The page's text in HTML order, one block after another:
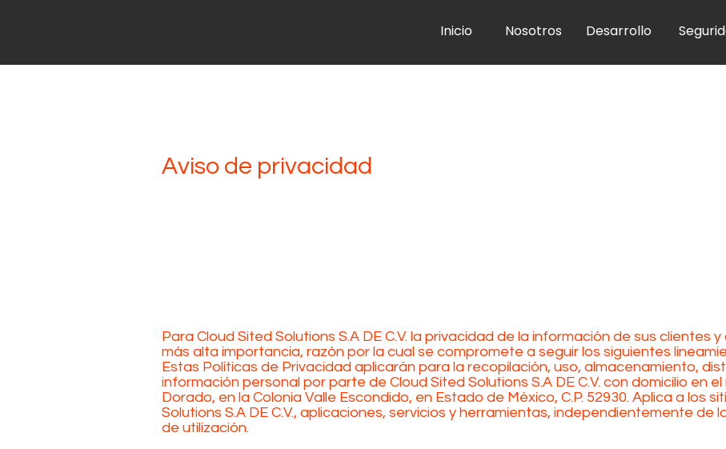
Inicio Nosotros Desarrollo
Aviso de privacidad
Para Cloud Sited Solutions S.A DE C.V. la privacidad de la información de sus clientes
más alta importancia, razón por la cual se compromete a seguir los siguientes
Estas Políticas de Privacidad aplicarán para la recopilación, uso, almacenamiento,
información personal por parte de Cloud Sited Solutions S.A DE C.V. con domicilio en
Dorado, en la Colonia Valle Escondido, en Estado de México, C.P. 52930. Aplica a los
Solutions S.A DE C.V., aplicaciones, servicios y herramientas, independientemente de
de utilización.